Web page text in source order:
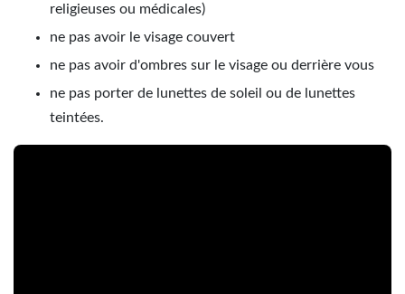
religieuses ou médicales)
ne pas avoir le visage couvert
ne pas avoir d'ombres sur le visage ou derrière vous
ne pas porter de lunettes de soleil ou de lunettes
teintées.